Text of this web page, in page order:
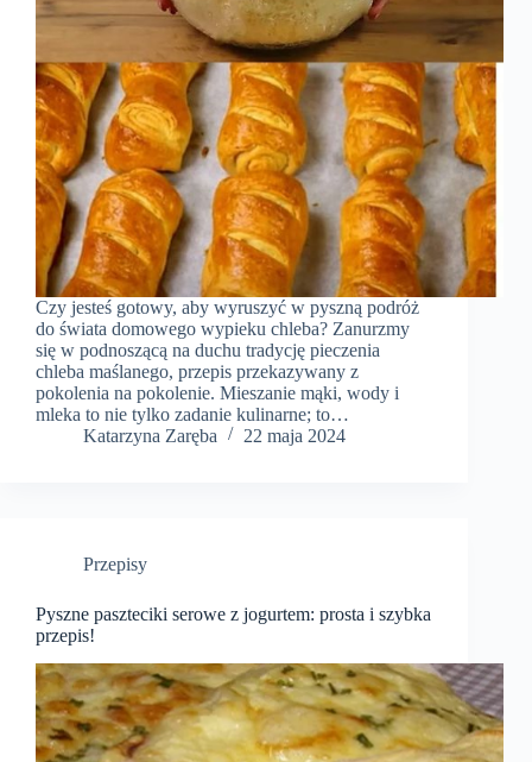
Czy jesteś gotowy, aby wyruszyć w pyszną podróż
do świata domowego wypieku chleba? Zanurzmy
się w podnoszącą na duchu tradycję pieczenia
chleba maślanego, przepis przekazywany z
pokolenia na pokolenie. Mieszanie mąki, wody i
mleka to nie tylko zadanie kulinarne; to…
Katarzyna Zaręba
22 maja 2024
Przepisy
Pyszne paszteciki serowe z jogurtem: prosta i szybka
przepis!